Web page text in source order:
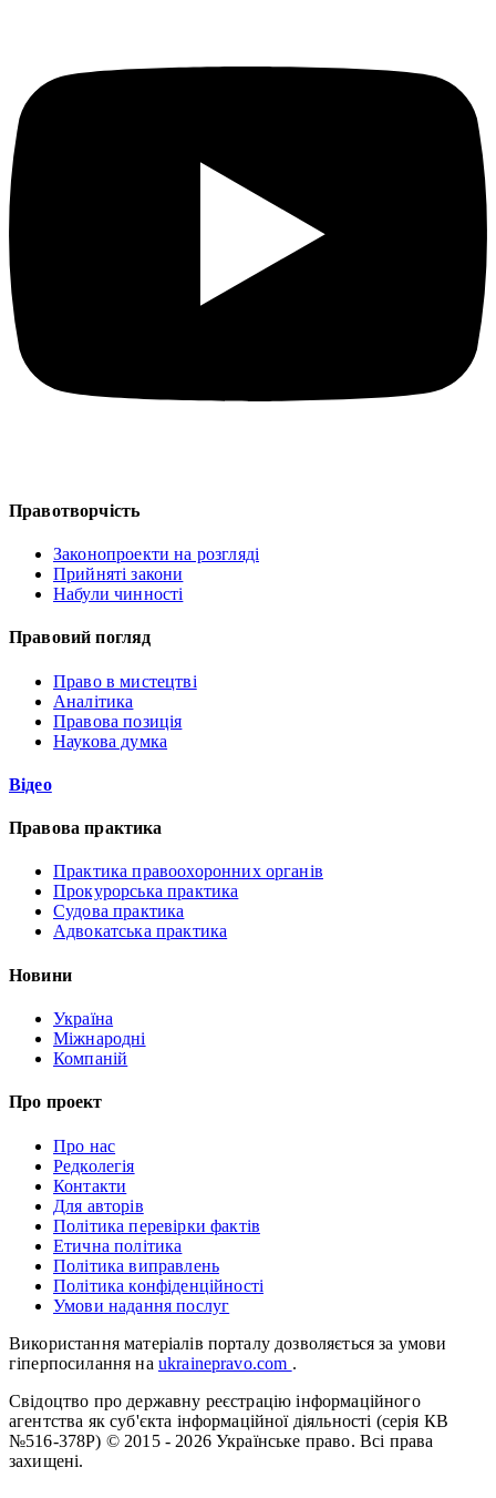
Правотворчість
Законопроекти на розгляді
Прийняті закони
Набули чинності
Правовий погляд
Право в мистецтві
Аналітика
Правова позиція
Наукова думка
Відео
Правова практика
Практика правоохоронних органів
Прокурорська практика
Судова практика
Адвокатська практика
Новини
Україна
Міжнародні
Компаній
Про проект
Про нас
Редколегія
Контакти
Для авторів
Політика перевірки фактів
Етична політика
Політика виправлень
Політика конфіденційності
Умови надання послуг
Використання матеріалів порталу дозволяється за умови
гіперпосилання на ukrainepravo.com .
Свідоцтво про державну реєстрацію інформаційного
агентства як суб'єкта інформаційної діяльності (серія КВ
№516-378Р) © 2015 - 2026 Українське право. Всі права
захищені.